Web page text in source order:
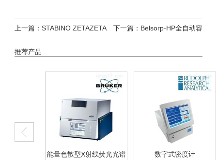
上一篇： STABINO ZETAZETA
电位分析仪
下一篇： Belsorp-HP全自动容
推荐产品
能量色散型X射线荧光光谱
数字式密度计